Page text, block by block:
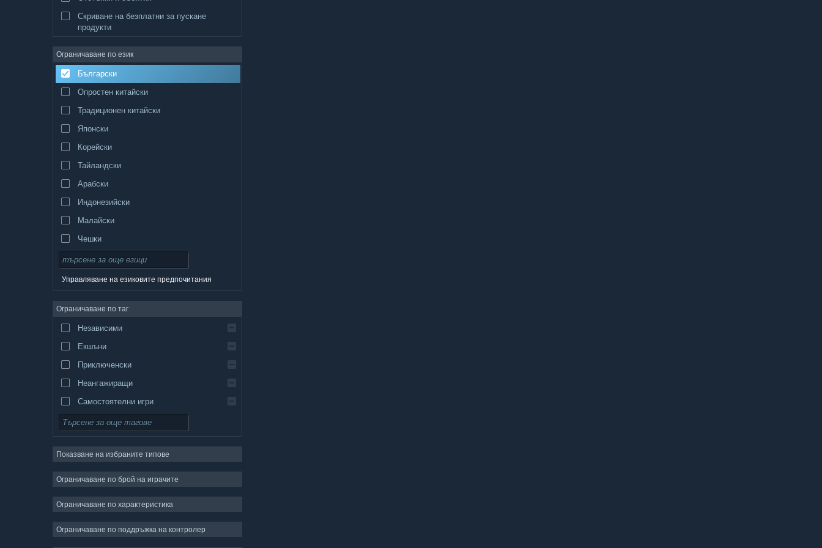
Скриване на безплатни за пускане
продукти
Ограничаване по език
Български
Опростен китайски
Традиционен китайски
Японски
Корейски
Тайландски
Арабски
Индонезийски
Малайски
Чешки
Датски
Испански — Испания
Испански — Латинска Америка
Гръцки
Управляване на езиковите предпочитания
Ограничаване по таг
Независими
Екшъни
Приключенски
Неангажиращи
Самостоятелни игри
Симулации
Стратегии
Двуизмерни
Безплатни за пускане
Показване на избраните типове
Ограничаване по брой на играчите
Ограничаване по характеристика
Ограничаване по поддръжка на контролер